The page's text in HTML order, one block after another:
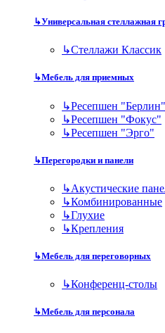
↳Универсальная стеллажная
↳Стеллажи Классик
↳Мебель для приемных
↳Ресепшен "Берлин"
↳Ресепшен "Фокус"
↳Ресепшен "Эрго"
↳Перегородки и панели
↳Акустические
↳Комбинированные
↳Глухие
↳Крепления
↳Мебель для переговорных
↳Конференц-столы
↳Мебель для персонала